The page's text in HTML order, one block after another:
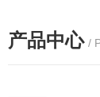
产品中心 /